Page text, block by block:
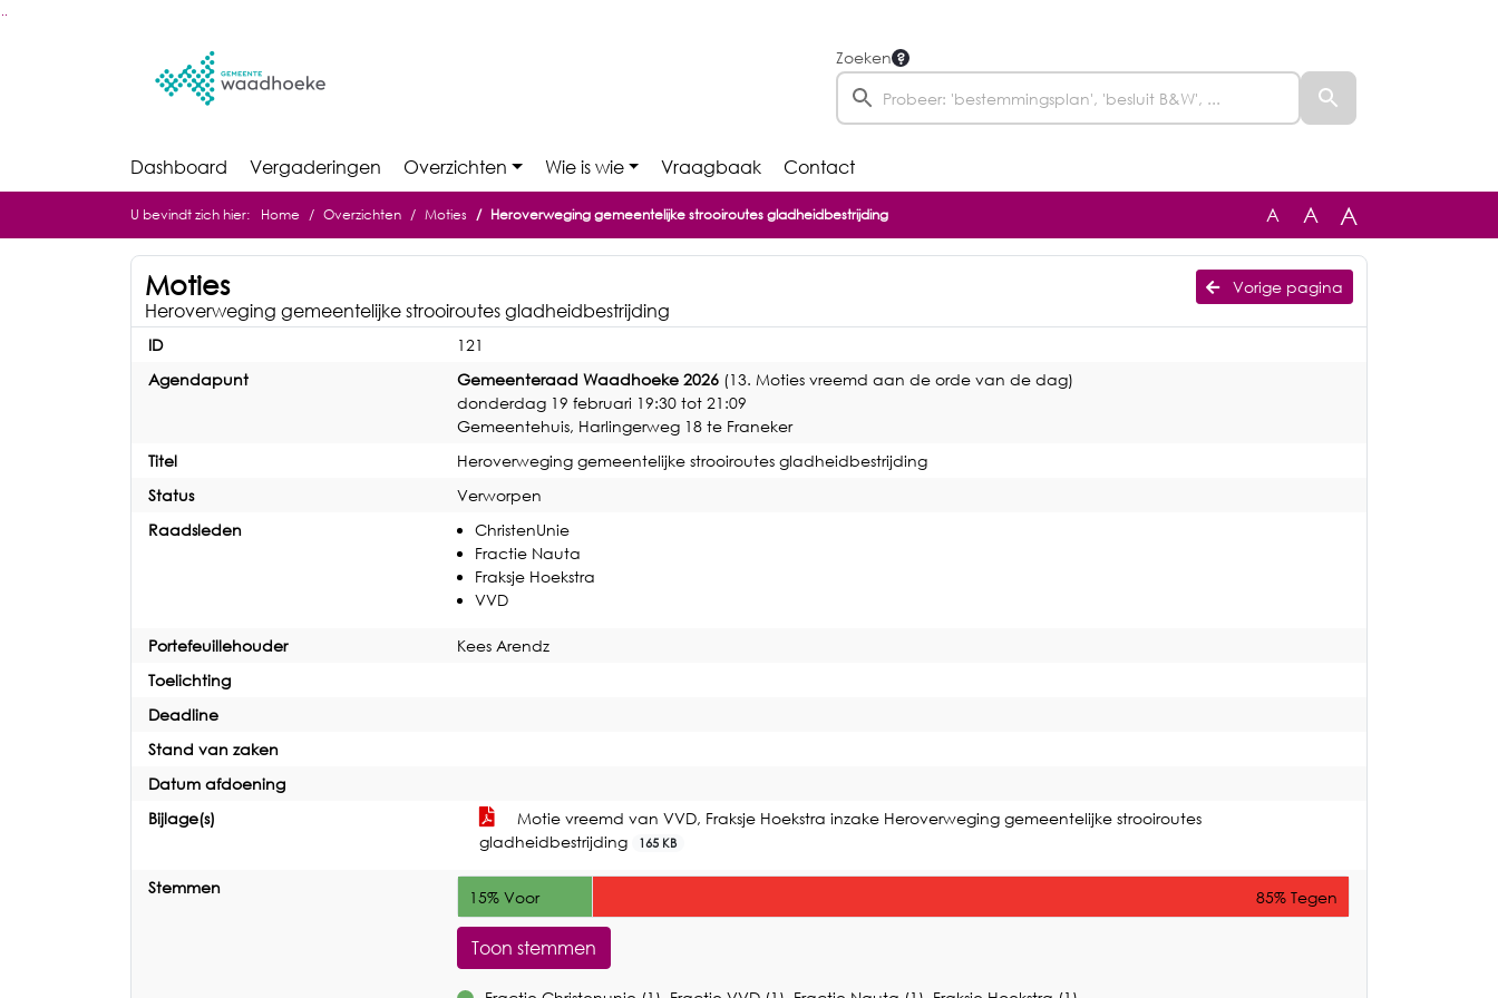
Zoeken
Dashboard Vergaderingen Overzichten Wie is wie Vraagbaak Contact
U bevindt zich hier: Home Overzichten Moties Heroverweging gemeentelijke strooiroutes gladheidbestrijding A A A
Vorige pagina
Moties
Heroverweging gemeentelijke strooiroutes gladheidbestrijding
ID
121
Agendapunt
Gemeenteraad Waadhoeke 2026 (13. Moties vreemd aan de orde van de dag)
donderdag 19 februari 19:30 tot 21:09
Gemeentehuis, Harlingerweg 18 te Franeker
Titel
Heroverweging gemeentelijke strooiroutes gladheidbestrijding
Status
Verworpen
Raadsleden
ChristenUnie
Fractie Nauta
Fraksje Hoekstra
VVD
Portefeuillehouder
Kees Arendz
Toelichting
Deadline
Stand van zaken
Datum afdoening
Bijlage(s)
Motie vreemd van VVD, Fraksje Hoekstra inzake Heroverweging gemeentelijke strooiroutes
gladheidbestrijding
165 KB
Stemmen 15% Voor 85% Tegen
Toon stemmen